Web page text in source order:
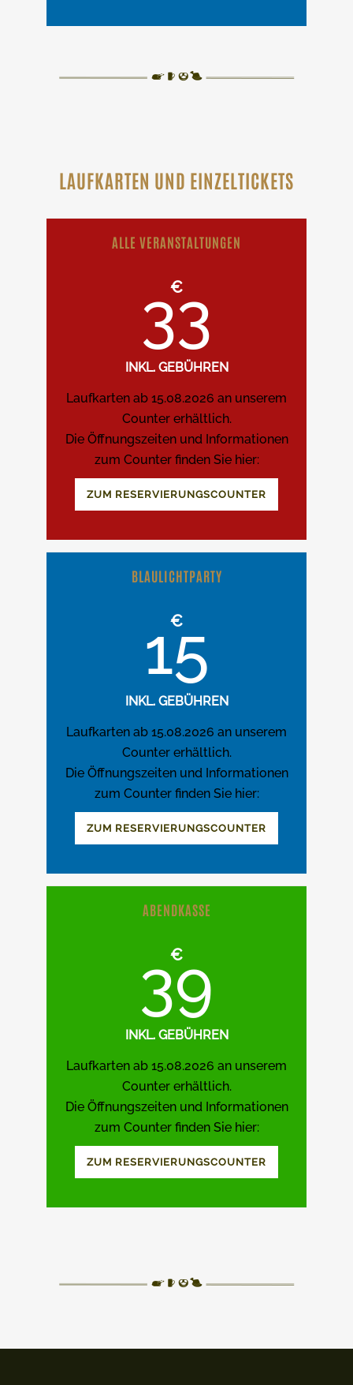
LAUFKARTEN UND EINZELTICKETS
ALLE VERANSTALTUNGEN
€
33
INKL. GEBÜHREN
Laufkarten ab 15.08.2026 an unserem
Counter erhältlich.
Die Öffnungszeiten und Informationen
zum Counter finden Sie hier:
ZUM RESERVIERUNGSCOUNTER
BLAULICHTPARTY
€
15
INKL. GEBÜHREN
Laufkarten ab 15.08.2026 an unserem
Counter erhältlich.
Die Öffnungszeiten und Informationen
zum Counter finden Sie hier:
ZUM RESERVIERUNGSCOUNTER
ABENDKASSE
€
39
INKL. GEBÜHREN
Laufkarten ab 15.08.2026 an unserem
Counter erhältlich.
Die Öffnungszeiten und Informationen
zum Counter finden Sie hier:
ZUM RESERVIERUNGSCOUNTER